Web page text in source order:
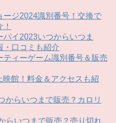
ジ2024識別番号！交換で
イ2023いつからいつま
・口コミも紹介
ィーゲーム識別番号＆販売
館！料金＆アクセスも紹
からいつまで販売？カロリ
らいつまで販売？売り切れ